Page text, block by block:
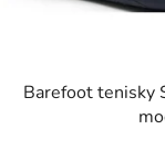
Barefoot tenisky